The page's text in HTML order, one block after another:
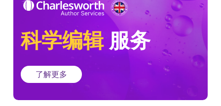
科学编辑服务
了解更多